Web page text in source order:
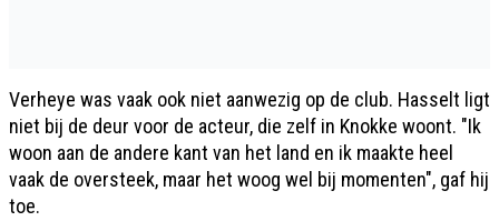
Verheye was vaak ook niet aanwezig op de club. Hasselt ligt
niet bij de deur voor de acteur, die zelf in Knokke woont. "Ik
woon aan de andere kant van het land en ik maakte heel
vaak de oversteek, maar het woog wel bij momenten", gaf hij
toe.